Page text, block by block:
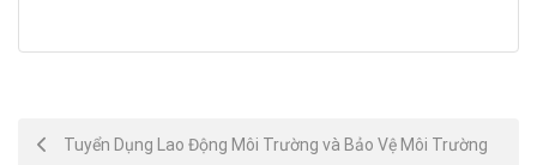
PostTuyển Dụng Lao Động Môi Trường và Bảo Vệ Môi Trường